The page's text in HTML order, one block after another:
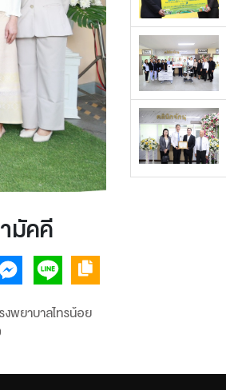
มัคคี
งพยาบาลไทรน้อย